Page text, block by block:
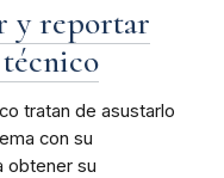
y reportar
técnico
tratan de asustarlo
con su
obtener su